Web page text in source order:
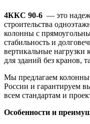
4ККС 90-6 — это
строительства
колонны с
стабильность и
вертикальные нагрузки
для зданий без кранов,
Мы предлагаем
России и гарантируем
всем стандартам и
Особенности и